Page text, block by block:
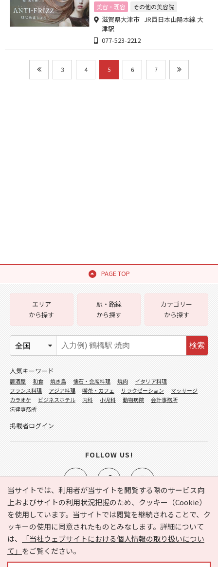
美容・理容 その他の美容院
滋賀県大津市 JR西日本山陽本線 大
津駅
077-523-2212
3 4 5 6 7
PAGE TOP
当サイトでは、利用者が当サイトを閲覧する際のサービス向
上およびサイトの利用状況把握のため、クッキー（Cookie）
を使用しています。当サイトでは閲覧を継続されることで、ク
ッキーの使用に同意されたものとみなします。詳細について
は、
「当社ウェブサイトにおける個人情報の取り扱いについ
て」 をご覧ください。
e-NAVITA（イーナビタ）とは？ お気に入り
ヘルプ
利用規約
個人情報の取り扱いについて
運営会社
サイトマップ
広告掲載に関するお問い合わせ
エリア
から探す
駅・路線
から探す
カテゴリー
から探す
検索
人気キーワード
居酒屋 和食 焼き鳥 懐石・会席料理 焼肉
イタリア料理
フランス料理
アジア料理 喫茶・カフェ リラクゼーション
マッサージ
カラオケ
ビジネスホテル 内科 小児科 動物病院
会計事務所
法律事務所
掲載者ログイン
FOLLOW US!